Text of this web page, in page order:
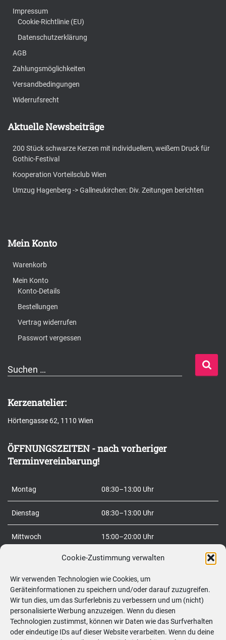
Cookie-Zustimmung verwalten
Wir verwenden Technologien wie Cookies, um
Geräteinformationen zu speichern und/oder darauf zuzugreifen.
Wir tun dies, um das Surferlebnis zu verbessern und um (nicht)
personalisierte Werbung anzuzeigen. Wenn du diesen
Technologien zustimmst, können wir Daten wie das Surfverhalten
oder eindeutige IDs auf dieser Website verarbeiten. Wenn du deine
Impressum
Cookie-Richtlinie (EU)
Datenschutzerklärung
AGB
Zahlungsmöglichkeiten
Versandbedingungen
Widerrufsrecht
Aktuelle Newsbeiträge
200 Stück schwarze Kerzen mit individuellem, weißem Druck für
Gothic-Festival
Kooperation Vorteilsclub Wien
Umzug Hagenberg -> Gallneukirchen: Div. Zeitungen berichten
Mein Konto
Warenkorb
Mein Konto
Konto-Details
Bestellungen
Vertrag widerrufen
Passwort vergessen
S
h
e
n
a
Suchen …
Kerzenatelier:
Hörtengasse 62, 1110 Wien
ÖFFNUNGSZEITEN - nach vorheriger
Terminvereinbarung!
Montag 08:30–13:00 Uhr
Dienstag 08:30–13:00 Uhr
Mittwoch 15:00–20:00 Uhr
08:30–20:00 Uhr
Freitag 08:30–20:00 Uhr
Samstag 09:00–12:00 Uhr
So geschlossen